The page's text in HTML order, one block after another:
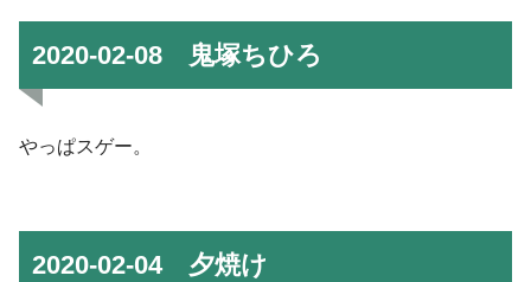
2020-02-08 鬼塚ちひろ
やっぱスゲー。
2020-02-04 夕焼け